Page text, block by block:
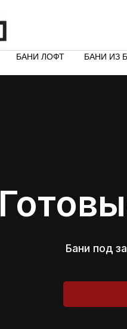
БАНИ ЛОФТ БАНИ ИЗ
Бани под